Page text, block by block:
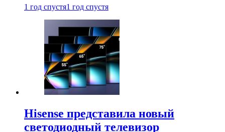
1 год спустя1 год спустя
Hisense представила новый
светодиодный телевизор